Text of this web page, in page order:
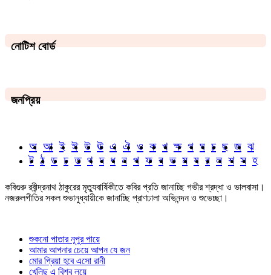
নোটিশ বোর্ড
জনপ্রিয়
অ আ ই ঈ উ ঊ এ ঐ ও ক খ ক্ষ গ ঘ চ ছ জ ঝ
ট ঠ ড ঢ ত থ দ ধ ন প ফ ব ভ ম য র ল শ স হ
কবিগুরু রবীন্দ্রনাথ ঠাকুরের মৃত্যুবার্ষিকীতে কবির প্রতি জানাচ্ছি গভীর শ্রদ্ধা ও ভালবাসা।
নজরুলগীতির সকল শুভানুধ্যায়ীকে জানাচ্ছি প্রাণঢালা অভিনন্দন ও শুভেচ্ছা।
শুকনো পাতার নূপুর পায়ে
আমার আপনার চেয়ে আপন যে জন
মোর প্রিয়া হবে এসো রানী
খেলিছ এ বিশ্ব লয়ে